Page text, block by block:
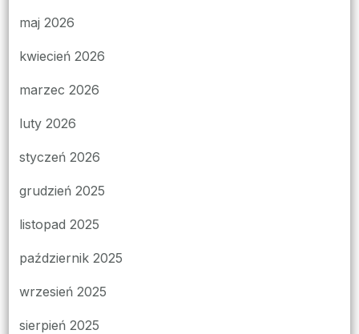
maj 2026
kwiecień 2026
marzec 2026
luty 2026
styczeń 2026
grudzień 2025
listopad 2025
październik 2025
wrzesień 2025
sierpień 2025